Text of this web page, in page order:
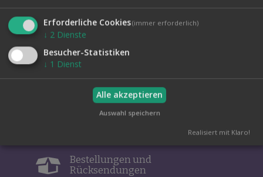
Details
9 Routinen zu den verschiedenen
Spiegeldurchdringungsillusionen (z. B. Tuch durch Spiegel)
Bestellungen und
Rücksendungen
Erforderliche Cookies(immer erforderlich)
↓ 2 Dienste
Besucher-Statistiken
↓ 1 Dienst
Alle akzeptieren
Auswahl speichern
Realisiert mit Klaro!